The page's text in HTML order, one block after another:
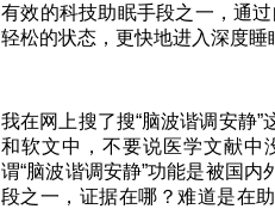
有效的科技助眠手段之一，通
轻松的状态，更快地进入深度睡
我在网上搜了搜“脑波谐调安静
和软文中，不要说医学文献中
谓“脑波谐调安静”功能是被国
段之一，证据在哪？难道是在